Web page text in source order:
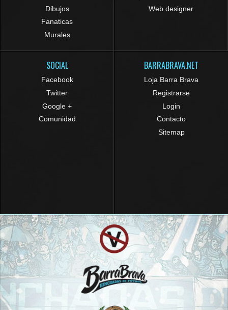
Dibujos
Fanaticas
Murales
Web designer
SOCIAL
Facebook
Twitter
Google +
Comunidad
BARRABRAVA.NET
Loja Barra Brava
Registrarse
Login
Contacto
Sitemap